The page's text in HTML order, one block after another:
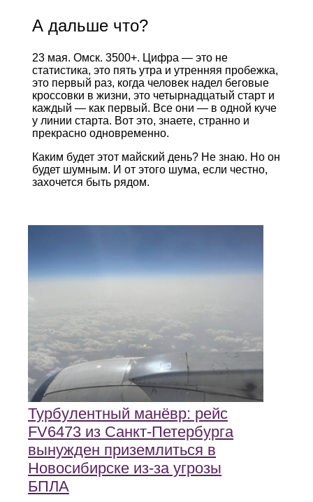
А дальше что?
23 мая. Омск. 3500+. Цифра — это не
статистика, это пять утра и утренняя пробежка,
это первый раз, когда человек надел беговые
кроссовки в жизни, это четырнадцатый старт и
каждый — как первый. Все они — в одной куче
у линии старта. Вот это, знаете, странно и
прекрасно одновременно.
Каким будет этот майский день? Не знаю. Но он
будет шумным. И от этого шума, если честно,
захочется быть рядом.
Турбулентный манёвр: рейс
FV6473 из Санкт‑Петербурга
вынужден приземлиться в
Новосибирске из‑за угрозы
БПЛА